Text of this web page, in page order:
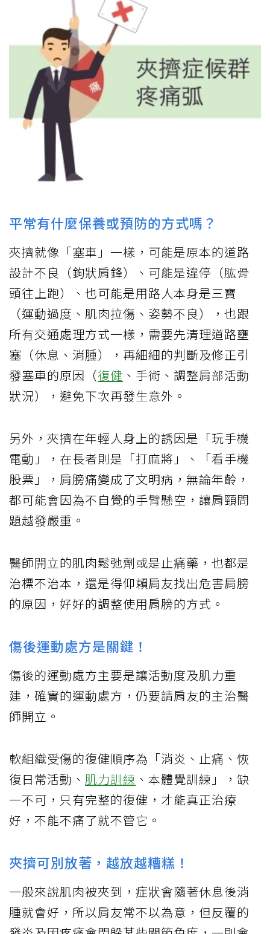
平常有什麼保養或預防的方式嗎？
夾擠就像「塞車」一樣，可能是原本的道路
設計不良（鉤狀肩鋒）、可能是違停（肱骨
頭往上跑）、也可能是用路人本身是三寶
（運動過度、肌肉拉傷、姿勢不良），也跟
所有交通處理方式一樣，需要先清理道路壅
塞（休息、消腫），再細細的判斷及修正引
發塞車的原因（復健 、手術、調整肩部活動
狀況），避免下次再發生意外。
另外，夾擠在年輕人身上的誘因是「玩手機
電動」，在長者則是「打麻將」、「看手機
股票」，肩膀痛變成了文明病，無論年齡，
都可能會因為不自覺的手臂懸空，讓肩頸問
題越發嚴重。
醫師開立的肌肉鬆弛劑或是止痛藥，也都是
治標不治本，還是得仰賴肩友找出危害肩膀
的原因，好好的調整使用肩膀的方式。
傷後運動處方是關鍵！
傷後的運動處方主要是讓活動度及肌力重
建，確實的運動處方，仍要請肩友的主治醫
師開立。
軟組織受傷的復健順序為「消炎、止痛、恢
復日常活動、 肌力訓練 、本體覺訓練」，缺
一不可，只有完整的復健，才能真正治療
好，不能不痛了就不管它。
夾擠可別放著，越放越糟糕！
一般來說肌肉被夾到，症狀會隨著休息後消
腫就會好，所以肩友常不以為意，但反覆的